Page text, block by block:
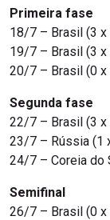
Primeira fase
18/7 – Brasil (3
19/7 – Brasil (3
20/7 – Brasil (0
Segunda fase
22/7 – Brasil (3
23/7 – Rússia (1
24/7 – Coreia do
Semifinal
26/7 – Brasil (0